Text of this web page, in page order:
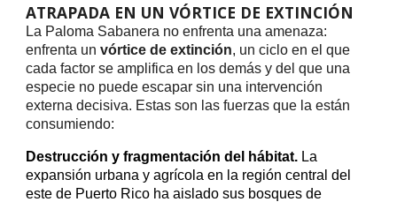
ATRAPADA EN UN VÓRTICE DE EXTINCIÓN
La Paloma Sabanera no enfrenta una amenaza:
enfrenta unvórtice de extinción, un ciclo en el que
cada factor se amplifica en los demás y del que una
especie no puede escapar sin una intervención
externa decisiva. Estas son las fuerzas que la están
consumiendo:
Destrucción y fragmentación del hábitat. La
expansión urbana y agrícola en la región central del
este de Puerto Rico ha aislado sus bosques de